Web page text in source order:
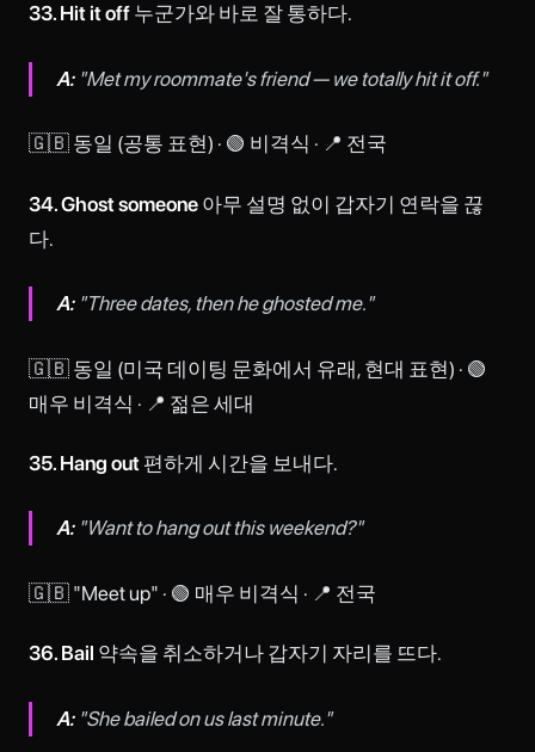
33. Hit it off 누군가와 바로 잘 통하다.
A:"Met my roommate's friend — we totally hit it off."
🇬🇧 동일 (공통 표현) · 🟢 비격식 · 📍 전국
34. Ghost someone 아무 설명 없이 갑자기 연락을 끊
다.
A:"Three dates, then he ghosted me."
🇬🇧 동일 (미국 데이팅 문화에서 유래, 현대 표현) · 🟢
매우 비격식 · 📍 젊은 세대
35. Hang out 편하게 시간을 보내다.
A:"Want to hang out this weekend?"
🇬🇧 "Meet up" · 🟢 매우 비격식 · 📍 전국
36. Bail 약속을 취소하거나 갑자기 자리를 뜨다.
A:"She bailed on us last minute."